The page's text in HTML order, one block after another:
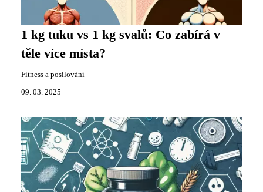
1 kg tuku vs 1 kg svalů: Co zabírá v
těle více místa?
Fitness a posilování
09. 03. 2025